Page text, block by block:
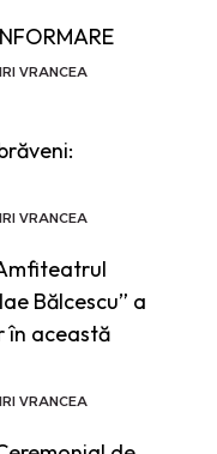
VRANCEA
VRANCEA
Bălcescu” a
în această
VRANCEA